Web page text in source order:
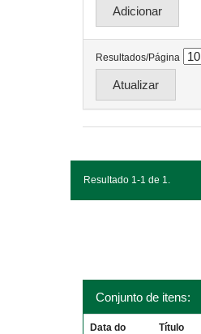
Resultados/Página
Resultado 1-1 de 1.
Conjunto de itens:
Data do Título